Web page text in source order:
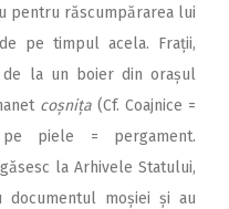
pentru răscumpărarea lui
pe timpul acela. Frații,
de la un boier din orașul
coșnița (Cf. Coajnice =
pe piele = pergament.
la Arhivele Statului,
documentul moșiei și au